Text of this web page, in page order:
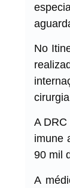
No
A
imune
90 mil
A